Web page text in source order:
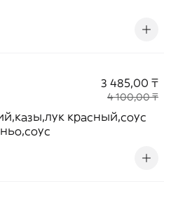
3 485,00 ₸
4 100,00 ₸
красный,соус